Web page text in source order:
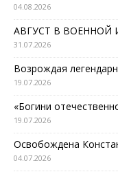
04.08.2026
АВГУСТ В ВОЕННОЙ
31.07.2026
Возрождая
19.07.2026
«Богини
19.07.2026
Освобождена
04.07.2026